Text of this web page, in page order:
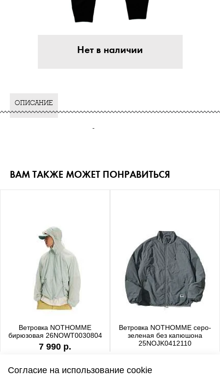
Нет в наличии
ОПИСАНИЕ
-
ВАМ ТАКЖЕ МОЖЕТ ПОНРАВИТЬСЯ
Ветровка NOTHOMME
бирюзовая 26NOWT0030804
7 990 р.
Ветровка NOTHOMME серо-
зеленая без капюшона
25NOJK0412110
Согласие на использование cookie